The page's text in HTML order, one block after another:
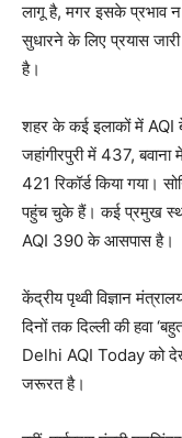
लागू है, मगर इसके प्रभाव न
सुधारने के लिए प्रयास
है।
शहर के कई इलाकों में AQI
जहांगीरपुरी में 437,
421 रिकॉर्ड किया गया।
पहुंच चुके हैं। कई प्रमुख
AQI 390 के आसपास है।
केंद्रीय पृथ्वी विज्ञान
दिनों तक दिल्ली की हवा
Delhi AQI Today को
जरूरत है।